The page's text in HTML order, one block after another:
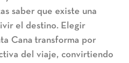
saber que existe una
el destino. Elegir
Cana transforma por
del viaje, convirtiendo